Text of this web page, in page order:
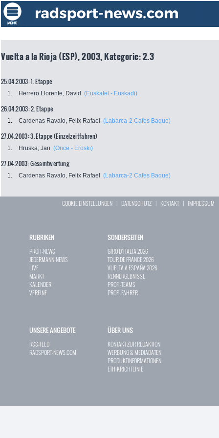
Vuelta a la Rioja (ESP), 2003, Kategorie: 2.3
25.04.2003: 1. Etappe
1. Herrero Llorente, David (Euskatel - Euskadi)
26.04.2003: 2. Etappe
1. Cardenas Ravalo, Felix Rafael (Labarca-2 Cafes Baque)
27.04.2003: 3. Etappe (Einzelzeitfahren)
1. Hruska, Jan (Once - Eroski)
27.04.2003: Gesamtwertung
1. Cardenas Ravalo, Felix Rafael (Labarca-2 Cafes Baque)
COOKIE EINSTELLUNGEN | DATENSCHUTZ | KONTAKT| IMPRESSUM
RUBRIKEN
PROFI-NEWS
JEDERMANN-NEWS
LIVE
MARKT
KALENDER
VEREINE
SONDERSEITEN
GIRO D`ITALIA 2026
TOUR DE FRANCE 2026
VUELTA A ESPAÑA 2026
RENNERGEBNISSE
PROFI-TEAMS
PROFI-FAHRER
UNSERE ANGEBOTE
RSS-FEED
RADSPORT-NEWS.COM
ÜBER UNS
KONTAKT ZUR REDAKTION
WERBUNG & MEDIADATEN
PRODUKTINFORMATIONEN
ETHIKRICHTLINIE